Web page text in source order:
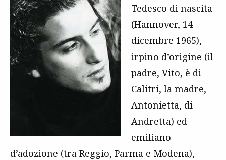
Tedesco di nascita
(Hannover, 14
dicembre 1965),
irpino d’origine (il
padre, Vito, è di
Calitri, la madre,
Antonietta, di
Andretta) ed
emiliano
d’adozione (tra Reggio, Parma e Modena),